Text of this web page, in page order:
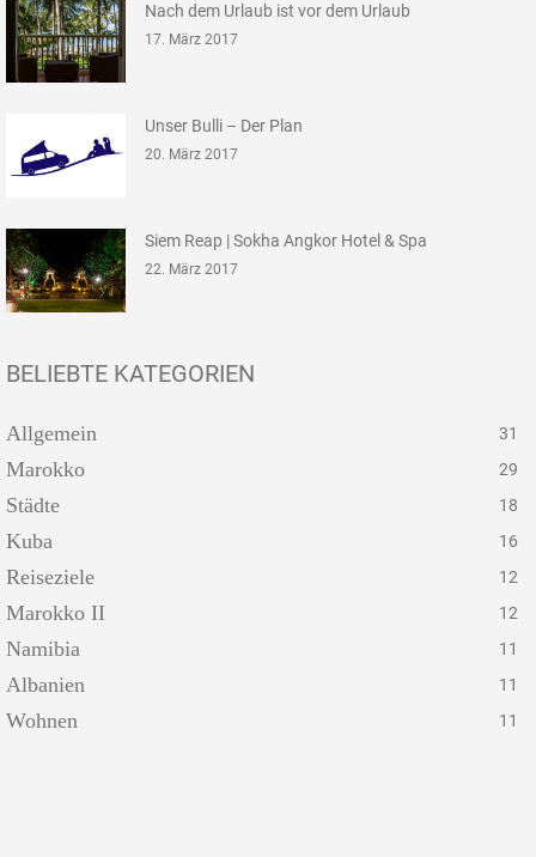
Nach dem Urlaub ist vor dem Urlaub
17. März 2017
Unser Bulli – Der Plan
20. März 2017
Siem Reap | Sokha Angkor Hotel & Spa
22. März 2017
BELIEBTE KATEGORIEN
Allgemein 31
Marokko 29
Städte 18
Kuba 16
Reiseziele 12
Marokko II 12
Namibia 11
Albanien 11
Wohnen 11